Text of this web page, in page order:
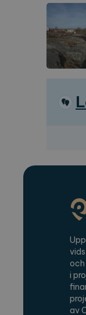
och
i
av